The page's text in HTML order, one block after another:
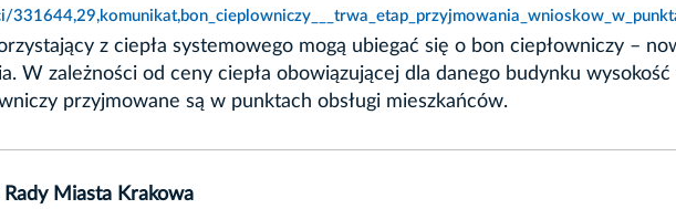
z ciepła systemowego mogą ubiegać się o bon ciepłowniczy –
W zależności od ceny ciepła obowiązującej dla danego budynku
przyjmowane są w punktach obsługi mieszkańców.
Miasta Krakowa